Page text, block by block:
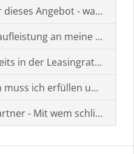
Angebot - was muss
an meine
in der Leasingrate
ich erfüllen um einen
- Mit wem schließe ich